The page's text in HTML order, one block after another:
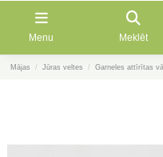
Menu Meklēt
Mājas Jūras veltes Garneles attīrītas